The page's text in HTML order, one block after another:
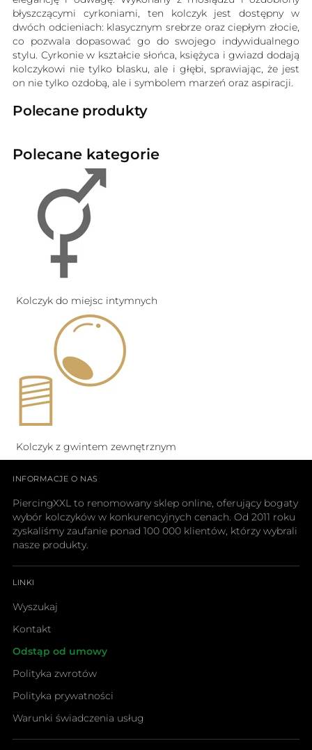
błyszczącymi cyrkoniami, ten kolczyk jest dostępny w
dwóch odcieniach: klasycznym srebrze oraz ciepłym złocie,
co pozwala dopasować go do swojego indywidualnego
stylu. Cyrkonie w kształcie słońca, księżyca i gwiazd dodają
kolczykowi nie tylko blasku, ale i głębi, sprawiając, że jest
on nie tylko ozdobą, ale i symbolem marzeń oraz aspiracji.
Polecane produkty
Polecane kategorie
Kolczyk do miejsc intymnych
Kolczyk z gwintem zewnętrznym
INFORMACJE O NAS
PiercingXXL to renomowany sklep online, oferujący bogaty
wybór kolczyków w konkurencyjnych cenach. Od 2011 roku
zyskaliśmy zaufanie ponad 100 000 klientów, którzy wybrali
nasze produkty.
LINKI
Wyszukaj
Kontakt
Odstąp od umowy
Polityka zwrotów
Polityka prywatności
Warunki świadczenia usług